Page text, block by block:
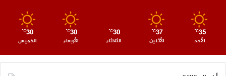
35
℃
الأحد
37
℃
الأثنين
30
℃
الثلاثاء
30
℃
الأربعاء
30
℃
الخميس